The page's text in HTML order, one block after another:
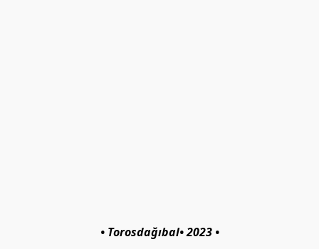
• Torosdağıbal• 2023 •